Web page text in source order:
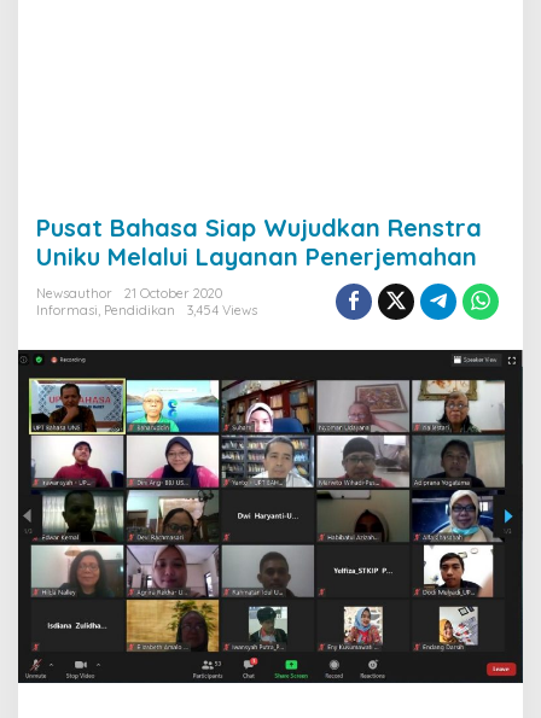
Pusat Bahasa Siap Wujudkan Renstra
Uniku Melalui Layanan Penerjemahan
Newsauthor
21 October 2020
Informasi, Pendidikan 3,454 Views